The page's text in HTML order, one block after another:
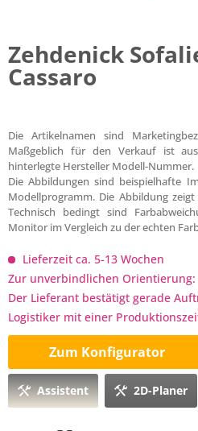
Zehdenick
Cassaro
Die Artikelnamen sind
Maßgeblich für den Verkauf ist
hinterlegte Hersteller Modell-Nummer.
Die Abbildungen sind beispielhafte
Modellprogramm. Die Abbildung
Technisch bedingt sind
Monitor im Vergleich zu der echten
Lieferzeit ca. 5-13 Wochen
Zur unverbindlichen Orientierung:
Der Lieferant bestätigt gerade
Logistiker mit einer
Zum Konfigurator
Assistent 2D-Planer